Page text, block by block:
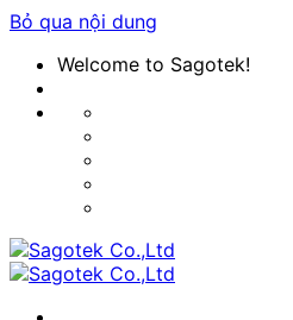
Bỏ qua nội dung
Welcome to Sagotek!